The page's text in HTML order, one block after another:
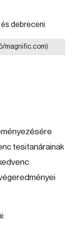
magnific.com)
tesitanárainak